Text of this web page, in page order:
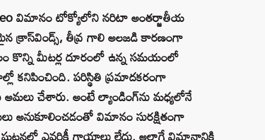
విమానం టోక్యోలోని నరిటా అంతర్జాతీయ
క్రాస్‌విండ్స్‌, తీవ్ర గాలి అలజడి కారణంగా
కొన్ని మీటర్ల దూరంలో ఉన్న సమయంలో
కనిపించింది. పరిస్థితి ప్రమాదకరంగా
అమలు చేశారు. అంటే ల్యాండింగ్‌ను మధ్యలోనే
అనుకూలించడంతో విమానం సురక్షితంగా